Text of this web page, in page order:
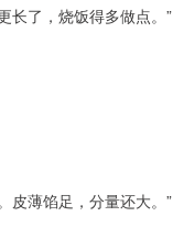
长了，烧饭得多做点。”
皮薄馅足，分量还大。”